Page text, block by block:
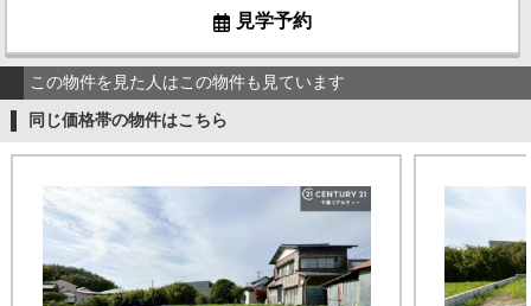
見学予約
この物件を見た人はこの物件も見ています
同じ価格帯の物件はこちら